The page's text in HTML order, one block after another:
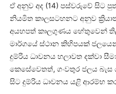
ඒ අනුව අද (14) පස්වරුවේ සිට
නියමිත කාලසටහනට අනුව
අයහපත් කාලගුණය හේතුවෙන්
මාර්ගයේ ස්ථාන කිහිපයක්
දුම්රිය ධාවනය හලාවත දක්වා
කෙසේවෙතත්, ගංවතුර ජලය බැස
සිට දුම්රිය ධාවනය යළි ආරම්භ